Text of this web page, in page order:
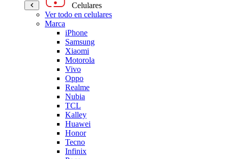
Celulares
Ver todo en celulares
Marca
iPhone
Samsung
Xiaomi
Motorola
Vivo
Oppo
Realme
Nubia
TCL
Kalley
Huawei
Honor
Tecno
Infinix